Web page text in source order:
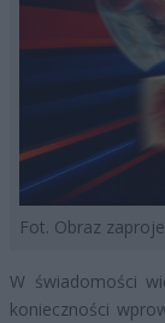
Fot. Obraz
W świadomości
konieczności